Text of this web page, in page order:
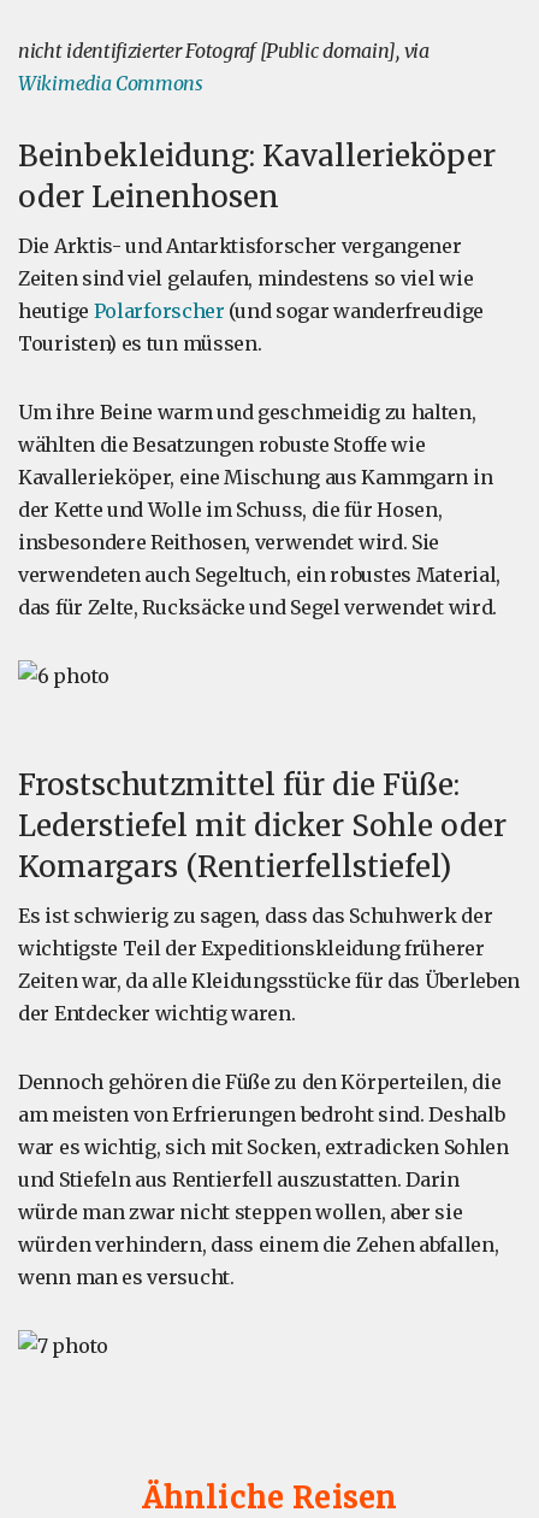
nicht identifizierter Fotograf [Public domain], via
Wikimedia Commons
Beinbekleidung: Kavallerieköper
oder Leinenhosen
Die Arktis- und Antarktisforscher vergangener
Zeiten sind viel gelaufen, mindestens so viel wie
heutige Polarforscher (und sogar wanderfreudige
Touristen) es tun müssen.
Um ihre Beine warm und geschmeidig zu halten,
wählten die Besatzungen robuste Stoffe wie
Kavallerieköper, eine Mischung aus Kammgarn in
der Kette und Wolle im Schuss, die für Hosen,
insbesondere Reithosen, verwendet wird. Sie
verwendeten auch Segeltuch, ein robustes Material,
das für Zelte, Rucksäcke und Segel verwendet wird.
Frostschutzmittel für die Füße:
Lederstiefel mit dicker Sohle oder
Komargars (Rentierfellstiefel)
Es ist schwierig zu sagen, dass das Schuhwerk der
wichtigste Teil der Expeditionskleidung früherer
Zeiten war, da alle Kleidungsstücke für das Überleben
der Entdecker wichtig waren.
Dennoch gehören die Füße zu den Körperteilen, die
am meisten von Erfrierungen bedroht sind. Deshalb
war es wichtig, sich mit Socken, extradicken Sohlen
und Stiefeln aus Rentierfell auszustatten. Darin
würde man zwar nicht steppen wollen, aber sie
würden verhindern, dass einem die Zehen abfallen,
wenn man es versucht.
Ähnliche Reisen